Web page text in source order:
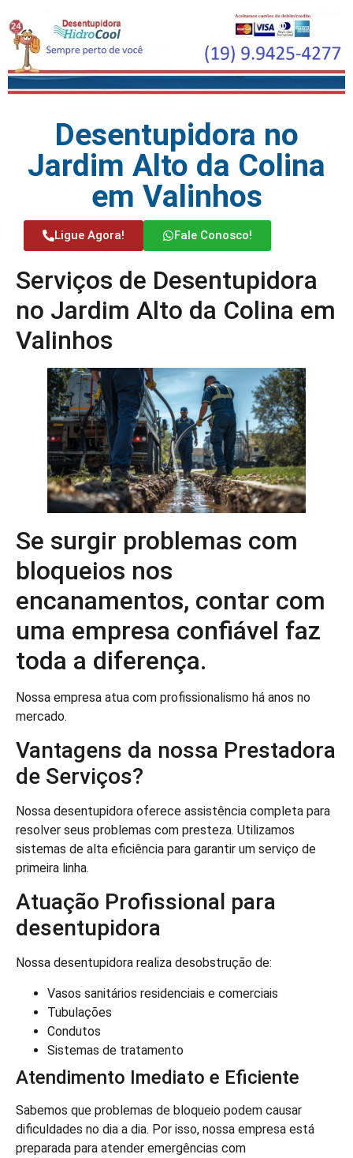
Desentupidora no
Jardim Alto da Colina
em Valinhos
Ligue Agora! Fale Conosco!
Serviços de Desentupidora
no Jardim Alto da Colina em
Valinhos
Se surgir problemas com
bloqueios nos
encanamentos, contar com
uma empresa confiável faz
toda a diferença.
Nossa empresa atua com profissionalismo há anos no
mercado.
Vantagens da nossa Prestadora
de Serviços?
Nossa desentupidora oferece assistência completa para
resolver seus problemas com presteza. Utilizamos
sistemas de alta eficiência para garantir um serviço de
primeira linha.
Atuação Profissional para
desentupidora
Nossa desentupidora realiza desobstrução de:
Vasos sanitários residenciais e comerciais
Tubulações
Condutos
Sistemas de tratamento
Atendimento Imediato e Eficiente
Sabemos que problemas de bloqueio podem causar
dificuldades no dia a dia. Por isso, nossa empresa está
preparada para atender emergências com